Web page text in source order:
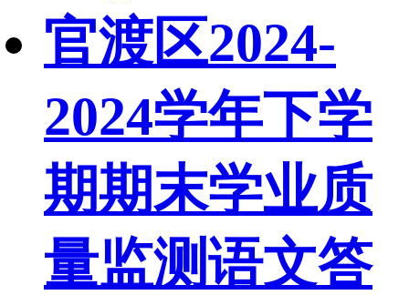
官渡区2024-
2024学年下学
期期末学业质
量监测语文答